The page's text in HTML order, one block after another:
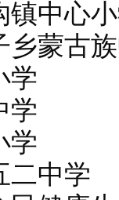
镇中心
乡蒙古
学
学
学
二中学